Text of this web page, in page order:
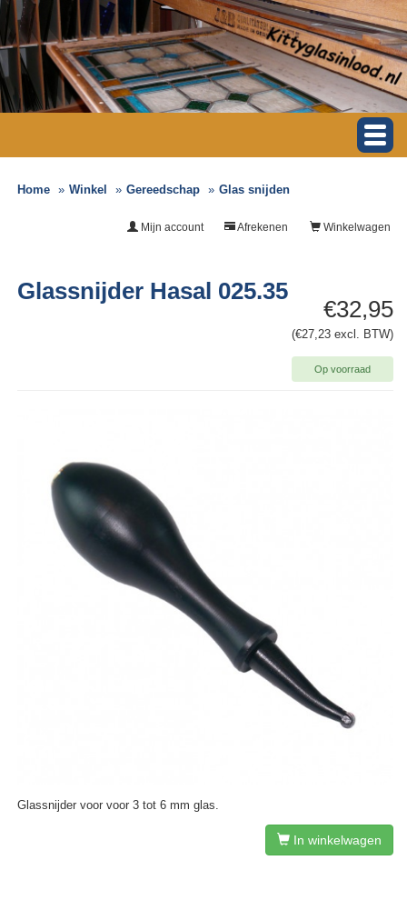
Home Winkel Gereedschap Glas snijden
Winkelwagen
Afrekenen
Mijn account
€32,95
(€27,23 excl. BTW)
Op voorraad
Glassnijder Hasal 025.35
Glassnijder voor voor 3 tot 6 mm glas.
In winkelwagen